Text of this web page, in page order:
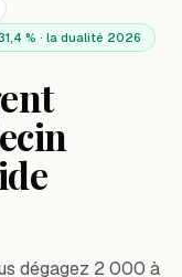
% · la dualité 2026
dégagez 2 000 à